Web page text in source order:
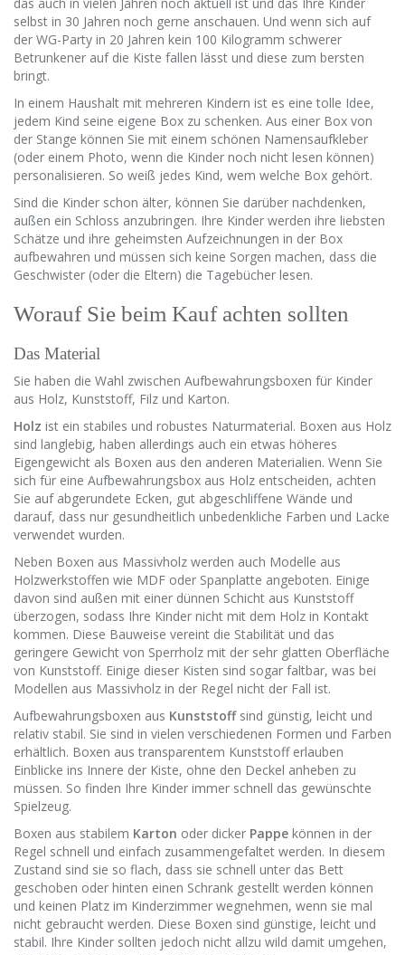
selbst in 30 Jahren noch gerne anschauen. Und wenn sich auf
der WG-Party in 20 Jahren kein 100 Kilogramm schwerer
Betrunkener auf die Kiste fallen lässt und diese zum bersten
bringt.
In einem Haushalt mit mehreren Kindern ist es eine tolle Idee,
jedem Kind seine eigene Box zu schenken. Aus einer Box von
der Stange können Sie mit einem schönen Namensaufkleber
(oder einem Photo, wenn die Kinder noch nicht lesen können)
personalisieren. So weiß jedes Kind, wem welche Box gehört.
Sind die Kinder schon älter, können Sie darüber nachdenken,
außen ein Schloss anzubringen. Ihre Kinder werden ihre liebsten
Schätze und ihre geheimsten Aufzeichnungen in der Box
aufbewahren und müssen sich keine Sorgen machen, dass die
Geschwister (oder die Eltern) die Tagebücher lesen.
Worauf Sie beim Kauf achten sollten
Das Material
Sie haben die Wahl zwischen Aufbewahrungsboxen für Kinder
aus Holz, Kunststoff, Filz und Karton.
Holz ist ein stabiles und robustes Naturmaterial. Boxen aus Holz
sind langlebig, haben allerdings auch ein etwas höheres
Eigengewicht als Boxen aus den anderen Materialien. Wenn Sie
sich für eine Aufbewahrungsbox aus Holz entscheiden, achten
Sie auf abgerundete Ecken, gut abgeschliffene Wände und
darauf, dass nur gesundheitlich unbedenkliche Farben und Lacke
verwendet wurden.
Neben Boxen aus Massivholz werden auch Modelle aus
Holzwerkstoffen wie MDF oder Spanplatte angeboten. Einige
davon sind außen mit einer dünnen Schicht aus Kunststoff
überzogen, sodass Ihre Kinder nicht mit dem Holz in Kontakt
kommen. Diese Bauweise vereint die Stabilität und das
geringere Gewicht von Sperrholz mit der sehr glatten Oberfläche
von Kunststoff. Einige dieser Kisten sind sogar faltbar, was bei
Modellen aus Massivholz in der Regel nicht der Fall ist.
Aufbewahrungsboxen aus Kunststoffsind günstig, leicht und
relativ stabil. Sie sind in vielen verschiedenen Formen und Farben
erhältlich. Boxen aus transparentem Kunststoff erlauben
Einblicke ins Innere der Kiste, ohne den Deckel anheben zu
müssen. So finden Ihre Kinder immer schnell das gewünschte
Spielzeug.
Boxen aus stabilem Karton oder dicker Pappe können in der
Regel schnell und einfach zusammengefaltet werden. In diesem
Zustand sind sie so flach, dass sie schnell unter das Bett
geschoben oder hinten einen Schrank gestellt werden können
und keinen Platz im Kinderzimmer wegnehmen, wenn sie mal
nicht gebraucht werden. Diese Boxen sind günstige, leicht und
stabil. Ihre Kinder sollten jedoch nicht allzu wild damit umgehen,